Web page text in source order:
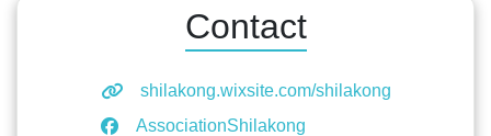
Contact
shilakong.wixsite.com/shilakong
AssociationShilakong